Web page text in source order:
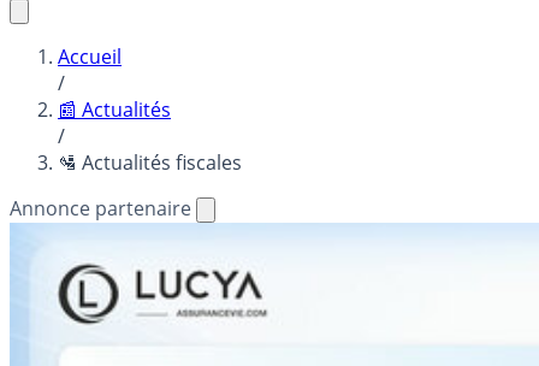
Accueil
/
📰 Actualités
/
🛂 Actualités fiscales
Annonce partenaire